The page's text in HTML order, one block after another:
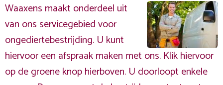
Waaxens maakt onderdeel uit
van ons servicegebied voor
ongediertebestrijding. U kunt
hiervoor een afspraak maken met ons. Klik hiervoor
op de groene knop hierboven. U doorloopt enkele